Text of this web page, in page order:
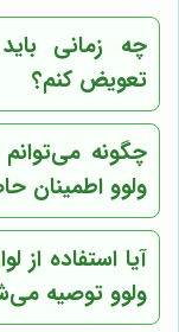
چه زمانی
تعویض کنم؟
چگونه
ولوو اطمینان
آیا استفاده از
ولوو توصیه